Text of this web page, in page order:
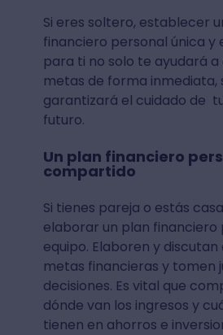
Si eres soltero, establecer
financiero personal única y
para ti no solo te ayudará
metas de forma inmediata,
garantizará el cuidado de
futuro.
Un plan financiero
compartido
Si tienes pareja o estás
elaborar un plan financiero
equipo. Elaboren y
metas financieras y tomen
decisiones. Es vital que
dónde van los ingresos y
tienen en ahorros e